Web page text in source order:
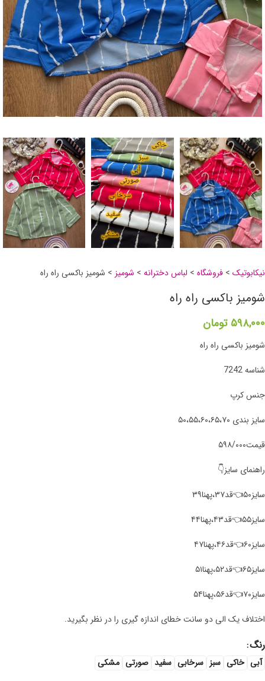
نیکابوتیک > فروشگاه > لباس دخترانه > شومیز > شومیز باکسی راه راه
شومیز باکسی راه راه
۵۹۸,۰۰۰ تومان
شومیز باکسی راه راه
شناسه 7242
جنس کرپ
سایز بندی ۵۰،۵۵،۶۰،۶۵،۷۰
قیمت۵۹۸/۰۰۰
راهنمای سایز👇
سایز۵۰👈قد۳۷،پهنا۳۹
سایز۵۵👈قد۴۳،پهنا۴۴
سایز۶۰👈قد۴۶،پهنا۴۷
سایز۶۵👈قد۵۲،پهنا۵۱
سایز۷۰👈قد۵۶،پهنا۵۴
اختلاف یک الی دو سانت خطای اندازه گیری را در نظر بگیرید.
رنگ
آبی خاکی سبز سرخابی سفید صورتی مشکی